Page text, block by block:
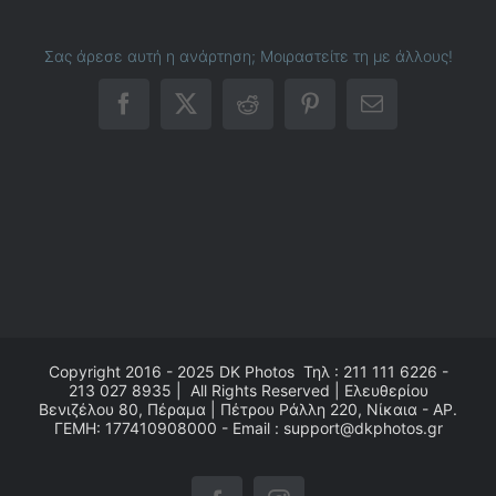
Σας άρεσε αυτή η ανάρτηση; Μοιραστείτε τη με άλλους!
Facebook
X RedditPinterestEmail
Copyright 2016 - 2025 DK PhotosΤηλ : 211 111 6226 -
213 027 8935 | All Rights Reserved | Ελευθερίου
Βενιζέλου 80, Πέραμα | Πέτρου Ράλλη 220, Νίκαια - ΑΡ.
ΓΕΜΗ: 177410908000 - Email : support@dkphotos.gr